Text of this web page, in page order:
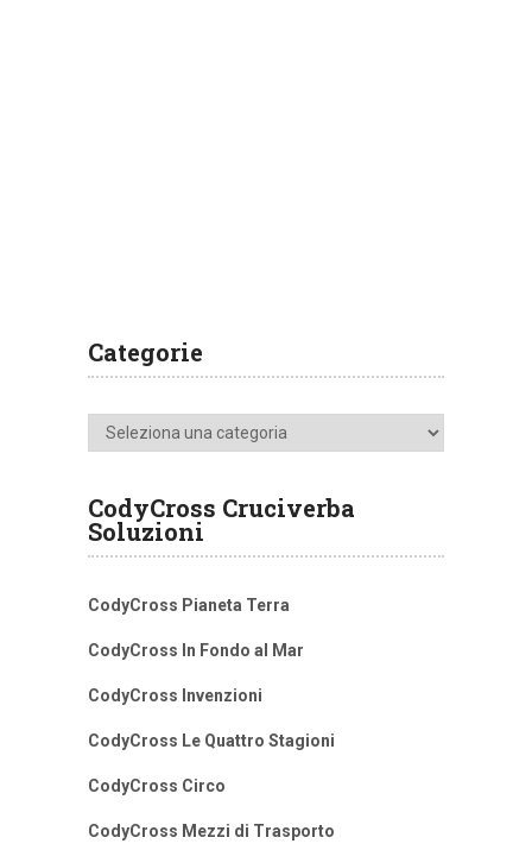
Categorie
Categorie
CodyCross Cruciverba
Soluzioni
CodyCross Pianeta Terra
CodyCross In Fondo al Mar
CodyCross Invenzioni
CodyCross Le Quattro Stagioni
CodyCross Circo
CodyCross Mezzi di Trasporto